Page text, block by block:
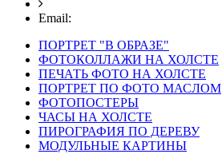
Email:
ПОРТРЕТ "В ОБРАЗЕ"
ФОТОКОЛЛАЖИ НА ХОЛСТЕ
ПЕЧАТЬ ФОТО НА ХОЛСТЕ
ПОРТРЕТ ПО ФОТО МАСЛОМ
ФОТОПОСТЕРЫ
ЧАСЫ НА ХОЛСТЕ
ПИРОГРАФИЯ ПО ДЕРЕВУ
МОДУЛЬНЫЕ КАРТИНЫ